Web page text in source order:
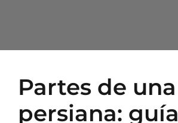
Partes de una
persiana: guía